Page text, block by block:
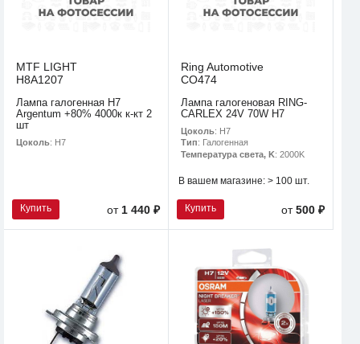
MTF LIGHT
H8A1207
Лампа галогенная H7
Argentum +80% 4000к к-кт 2
шт
Цоколь: H7
Купить от 1 440 ₽
Ring Automotive
CO474
Лампа галогеновая RING-
CARLEX 24V 70W H7
Цоколь: H7
Тип: Галогенная
Температура света, K: 2000K
В вашем магазине: > 100 шт.
Купить от500 ₽